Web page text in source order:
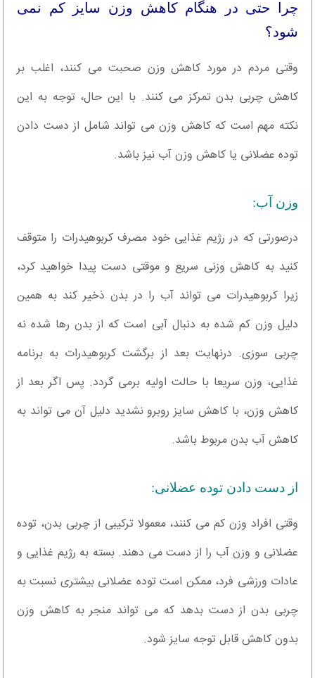
چرا حتی در هنگام کاهش وزن سایز کم نمی
شود؟
وقتی مردم در مورد کاهش وزن صحبت می کنند، اغلب بر
کاهش چربی بدن تمرکز می کنند. با این حال، توجه به این
نکته مهم است که کاهش وزن می تواند شامل از دست دادن
توده عضلانی یا کاهش وزن آب نیز باشد.
وزن آب:
درصورتی که در رژیم غذایی خود مصرف کربوهیدرات را متوقف
کنید به کاهش وزنی سریع و موقتی دست پیدا خواهید کرد،
زیرا کربوهیدرات می تواند آب را در بدن ذخیر کند به همین
دلیل وزن کم شده به دنبال آبی است که از بدن رها شده نه
چربی سوزی. درنهایت بعد از برگشت کربوهیدرات به برنامه
غذایی، وزن سریعا با حالت اولیه برمی گردد. پس اگر بعد از
کاهش وزن، با کاهش سایز روبرو نشدید دلیل آن می تواند به
کاهش آب بدن مربوط باشد.
از دست دادن توده عضلانی:
وقتی افراد وزن کم می کنند، معمولا ترکیبی از چربی بدن، توده
عضلانی و وزن آب را از دست می دهند. بسته به رژیم غذایی و
عادات ورزشی فرد، ممکن است توده عضلانی بیشتری نسبت به
چربی بدن از دست بدهد که می تواند منجر به کاهش وزن
بدون کاهش قابل توجه سایز شود.